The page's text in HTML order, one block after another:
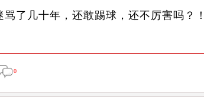
了几十年，还敢踢球，还不厉害吗？！
0